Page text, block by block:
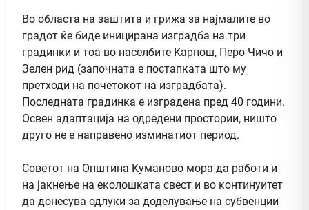
Во областа на заштита и грижа за најмалите во
градот ќе биде иницирана изградба на три
градинки и тоа во населбите Карпош, Перо Чичо и
Зелен рид (започната е постапката што му
претходи на почетокот на изградбата).
Последната градинка е изградена пред 40 години.
Освен адаптација на одредени простории, ништо
друго не е направено изминатиот период.
Советот на Општина Куманово мора да работи и
на јакнење на еколошката свест и во континуитет
да донесува одлуки за доделување на субвенции